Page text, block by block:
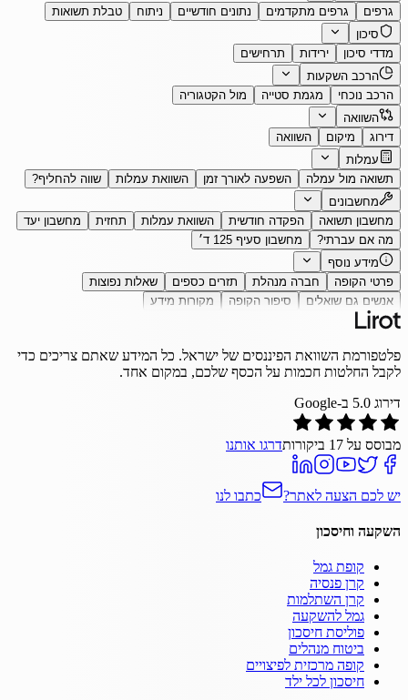
גרפים
גרפים מתקדמים נתונים חודשיים ניתוח
טבלת תשואות
סיכון
מדדי סיכון
ירידות
תרחישים
הרכב השקעות
הרכב נוכחי
מגמת סטייה
מול הקטגוריה
השוואה
דירוג
מיקום
השוואה
עמלות
תשואה מול עמלה
השפעה לאורך זמן השוואת עמלות
שווה להחליף?
מחשבונים
מחשבון תשואה
הפקדה חודשית השוואת עמלות תחזית
מחשבון יעד
מה אם עברתי?
מחשבון סעיף 125 ד׳
מידע נוסף
פרטי הקופה
חברה מנהלת תזרים כספים
שאלות נפוצות
אנשים גם שואלים
סיפור הקופה מקורות מידע
פלטפורמת השוואת הפיננסים של ישראל. כל המידע שאתם צריכים כדי
לקבל החלטות חכמות על הכסף שלכם, במקום אחד.
דירוג 5.0 ב-Google
מבוסס על 17 ביקורותדרגו אותנו
יש לכם הצעה לאתר? כתבו לנו
השקעה וחיסכון
קופת גמל
קרן פנסיה
קרן השתלמות
גמל להשקעה
פוליסת חיסכון
ביטוח מנהלים
קופה מרכזית לפיצויים
חיסכון לכל ילד